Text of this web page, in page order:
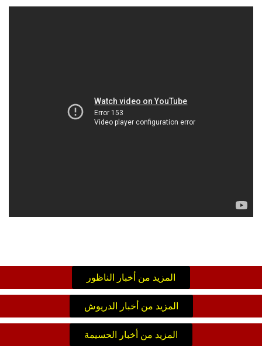
المزيد من أخبار الناظور
المزيد من أخبار الدريوش
المزيد من أخبار الحسيمة